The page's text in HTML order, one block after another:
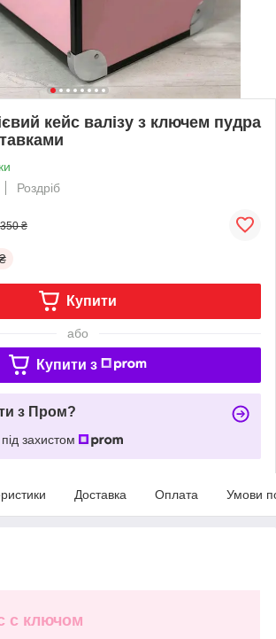
кейс валізу з ключем пудра
Роздріб
₴
Купити
або
Купити з
з Пром?
захистом
Доставка Оплата Умови
с ключом